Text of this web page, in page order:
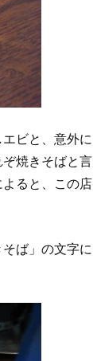
ビと、意外に
焼きそばと言
ると、この店
ば」の文字に